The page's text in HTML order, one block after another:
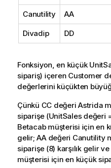
Canutility AA
Divadip DD
Fonksiyon, en küçük
sipariş) içeren Customer
değerlerini küçükten
Çünkü CC değeri Astrida
siparişe (UnitSalesdeğeri
Betacabmüşterisi için en
gelir;AAdeğeri Canutility
siparişe (8) karşılık gelir ve
müşterisi için en küçük